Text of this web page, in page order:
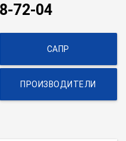
72-04
САПР
ПРОИЗВОДИТЕЛИ